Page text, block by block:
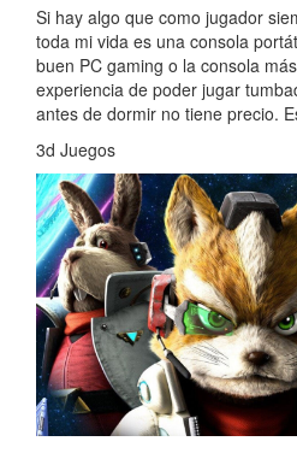
Si hay algo que como jugador
toda mi vida es una consola
buen PC gaming o la consola
experiencia de poder jugar
antes de dormir no tiene precio.
3d Juegos